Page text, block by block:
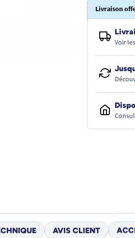
Livraison
Voir
AVIS CLIENT